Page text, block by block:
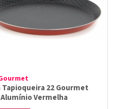
22 Gourmet
Vermelha